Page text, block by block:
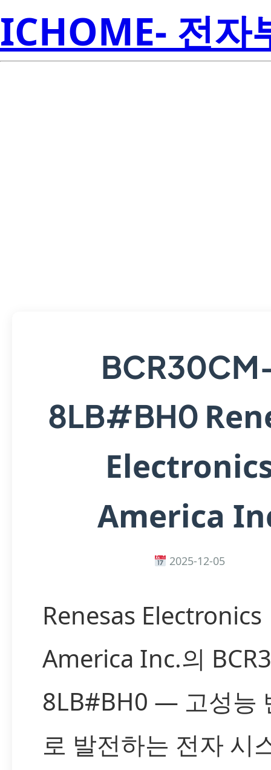
ICHOME- 전자
8LB#BH0
America
2025-12-05
Renesas Electronics
America Inc.의
8LB#BH0 — 고성능
로 발전하는 전자 시